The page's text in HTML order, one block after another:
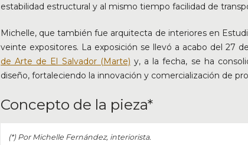
estabilidad estructural y al mismo tiempo facilidad de
Michelle, que también fue arquitecta de interiores en
veinte expositores. La exposición se llevó a acabo del 27
de Arte de El Salvador (Marte) y, a la fecha, se ha
diseño, fortaleciendo la innovación y comercialización de
Concepto de la pieza*
(*) Por Michelle Fernández, interiorista.